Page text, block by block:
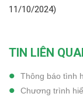
11/10/2024)
TIN LIÊN
Thông báo tình
Chương trình